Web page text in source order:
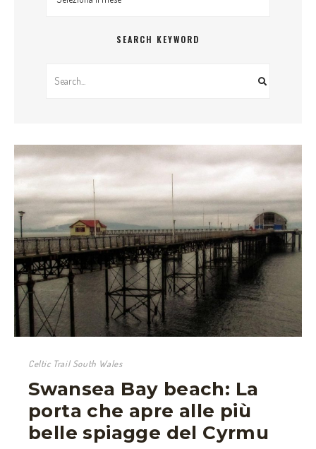
SEARCH KEYWORD
Celtic Trail South Wales
Swansea Bay beach: La
porta che apre alle più
belle spiagge del Cyrmu